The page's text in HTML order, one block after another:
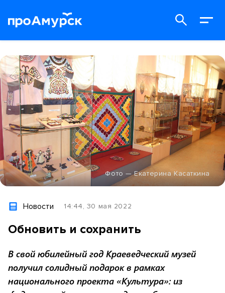
Фото — Екатерина Касаткина
Новости 14:44, 30 мая 2022
Обновить и сохранить
В свой юбилейный год Краеведческий музей
получил солидный подарок в рамках
национального проекта «Культура»: из